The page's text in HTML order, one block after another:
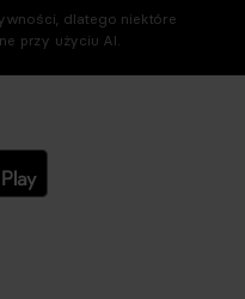
dlatego niektóre
przy użyciu AI.